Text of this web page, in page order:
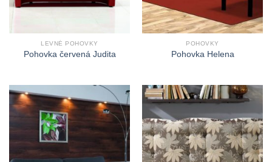
LEVNÉ POHOVKY
Pohovka červená Judita
POHOVKY
Pohovka Helena